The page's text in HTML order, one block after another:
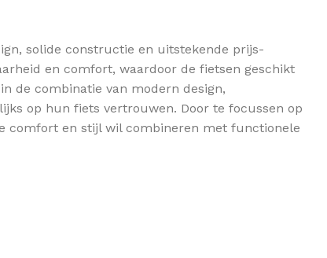
solide constructie en uitstekende prijs-
en comfort, waardoor de fietsen geschikt
de combinatie van modern design,
op hun fiets vertrouwen. Door te focussen op
comfort en stijl wil combineren met functionele